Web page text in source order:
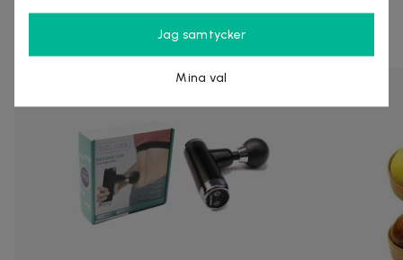
Andra som såg på denna deal har även köpt
Jag samtycker
Mina val